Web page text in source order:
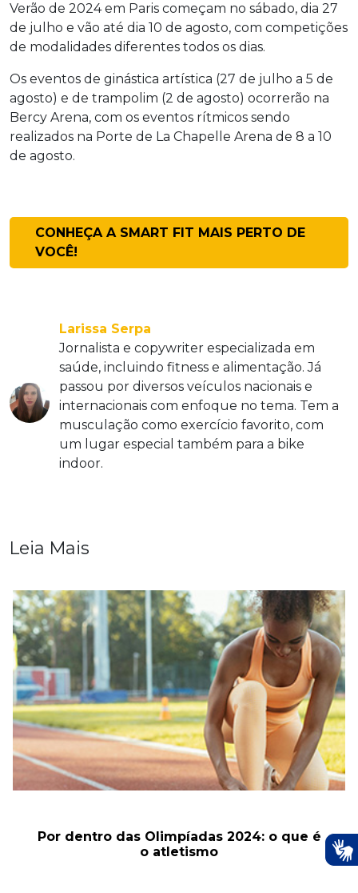
Verão de 2024 em Paris começam no sábado, dia 27
de julho e vão até dia 10 de agosto, com competições
de modalidades diferentes todos os dias.
Os eventos de ginástica artística (27 de julho a 5 de
agosto) e de trampolim (2 de agosto) ocorrerão na
Bercy Arena, com os eventos rítmicos sendo
realizados na Porte de La Chapelle Arena de 8 a 10
de agosto.
CONHEÇA A SMART FIT MAIS PERTO DE
VOCÊ!
Larissa Serpa
Jornalista e copywriter especializada em
saúde, incluindo fitness e alimentação. Já
passou por diversos veículos nacionais e
internacionais com enfoque no tema. Tem a
musculação como exercício favorito, com
um lugar especial também para a bike
indoor.
Leia Mais
Por dentro das Olimpíadas 2024: o que é
o atletismo